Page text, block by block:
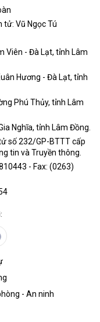
tử: Vũ Ngọc Tú
Viên - Đà Lạt, tỉnh Lâm
Hương - Đà Lạt, tỉnh
Phú Thủy, tỉnh Lâm
Nghĩa, tỉnh Lâm Đồng.
số 232/GP-BTTT cấp
tin và Truyền thông.
- Fax: (0263)
- An ninh